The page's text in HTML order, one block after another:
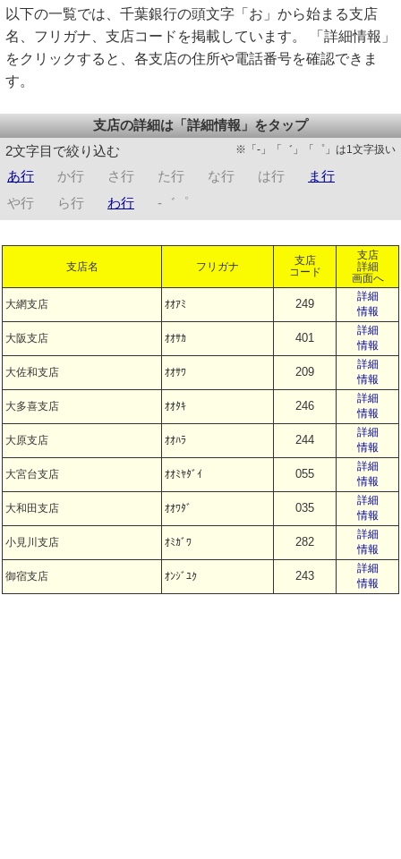
以下の一覧では、千葉銀行の頭文字「お」から始まる支店
名、フリガナ、支店コードを掲載しています。 「詳細情報」
をクリックすると、各支店の住所や電話番号を確認できま
す。
支店の詳細は「詳細情報」をタップ
2文字目で絞り込む
※「-」「゛」「゜」は1文字扱い
あ行 か行 さ行 た行 な行 は行
ま行
や行
ら行 わ行 -゛゜
支店名 フリガナ
支店
コード
支店
詳細
画面へ
大網支店 ｵｵｱﾐ 249
詳細
情報
大阪支店 ｵｵｻｶ 401
詳細
情報
大佐和支店 ｵｵｻﾜ 209
詳細
情報
大多喜支店 ｵｵﾀｷ 246
詳細
情報
大原支店 ｵｵﾊﾗ 244
詳細
情報
大宮台支店 ｵｵﾐﾔﾀﾞｲ 055
詳細
情報
大和田支店 ｵｵﾜﾀﾞ 035
詳細
情報
小見川支店 ｵﾐｶﾞﾜ 282
詳細
情報
御宿支店 ｵﾝｼﾞﾕｸ 243
詳細
情報